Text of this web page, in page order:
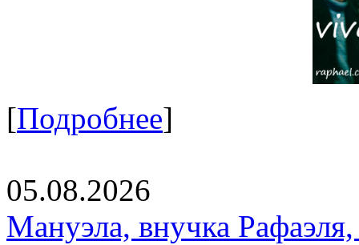
[Подробнее]
05.08.2026
Мануэла, внучка